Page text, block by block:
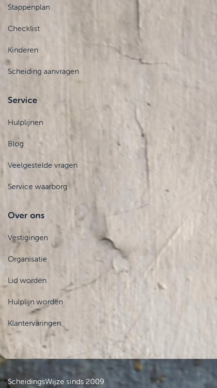
Stappenplan
Checklist
Kinderen
Scheiding aanvragen
Service
Hulplijnen
Blog
Veelgestelde vragen
Service waarborg
Over ons
Vestigingen
Organisatie
Lid worden
Hulplijn worden
Klantervaringen
ScheidingsWijze sinds 2009